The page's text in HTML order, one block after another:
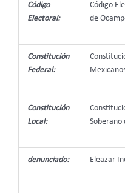
Código
Electoral:
Código
de
Constitución
Federal:
Constitución
Local:
Soberano
denunciado: Eleazar